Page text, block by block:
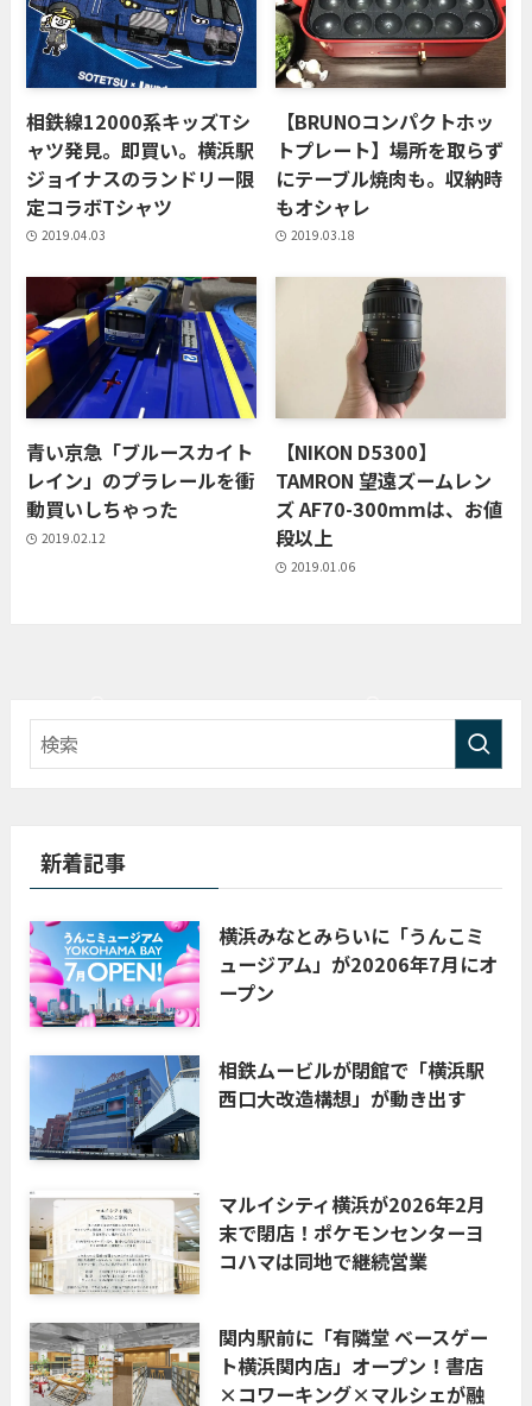
相鉄線12000系キッズTシ
ャツ発見。即買い。横浜駅
ジョイナスのランドリー限
定コラボTシャツ
2019.04.03
【BRUNOコンパクトホッ
トプレート】場所を取らず
にテーブル焼肉も。収納時
もオシャレ
2019.03.18
青い京急「ブルースカイト
レイン」のプラレールを衝
動買いしちゃった
2019.02.12
【NIKON D5300】
TAMRON 望遠ズームレン
ズ AF70-300mmは、お値
段以上
2019.01.06
新着記事
横浜みなとみらいに「うんこミ
ュージアム」が20206年7月にオ
ープン
相鉄ムービルが閉館で「横浜駅
西口大改造構想」が動き出す
マルイシティ横浜が2026年2月
末で閉店！ポケモンセンターヨ
コハマは同地で継続営業
関内駅前に「有隣堂 ベースゲー
ト横浜関内店」オープン！書店
×コワーキング×マルシェが融